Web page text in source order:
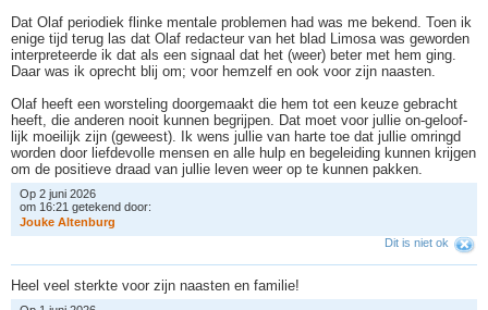
Dat Olaf periodiek flinke mentale problemen had was me bekend. Toen ik
enige tijd terug las dat Olaf redacteur van het blad Limosa was geworden
interpreteerde ik dat als een signaal dat het (weer) beter met hem ging.
Daar was ik oprecht blij om; voor hemzelf en ook voor zijn naasten.
Olaf heeft een worsteling doorgemaakt die hem tot een keuze gebracht
heeft, die anderen nooit kunnen begrijpen. Dat moet voor jullie on-geloof-
lijk moeilijk zijn (geweest). Ik wens jullie van harte toe dat jullie omringd
worden door liefdevolle mensen en alle hulp en begeleiding kunnen krijgen
om de positieve draad van jullie leven weer op te kunnen pakken.
Op 2 juni 2026
om 16:21 getekend door:
Jouke Altenburg
Dit is niet ok
Heel veel sterkte voor zijn naasten en familie!